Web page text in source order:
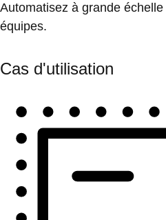
Automatisez à grande
équipes.
Cas d'utilisation